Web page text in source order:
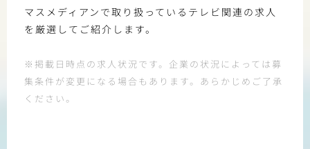
マスメディアンで取り扱っているテレビ関連の求人
を厳選してご紹介します。
※掲載日時点の求人状況です。企業の状況によっては募
集条件が変更になる場合もあります。あらかじめご了承
ください。